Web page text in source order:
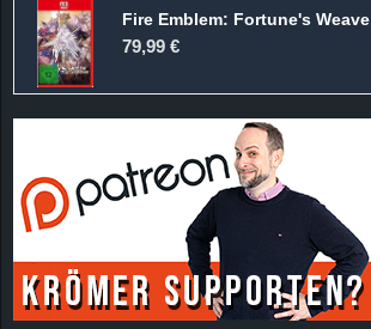
Fire Emblem: Fortune's Weave
79,99 €